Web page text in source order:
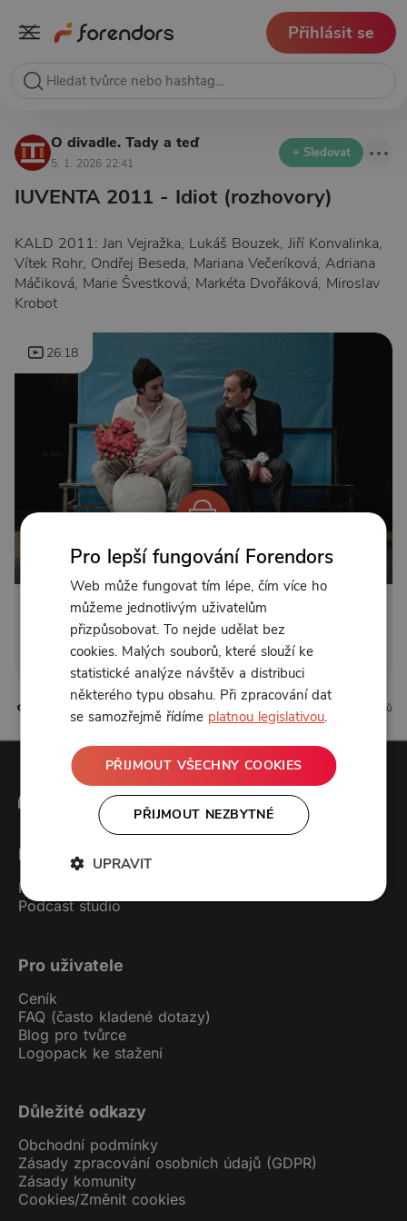
Přihlásit se
O divadle. Tady a teď
5. 1. 2026 22:41
+ Sledovat
IUVENTA 2011 - Idiot (rozhovory)
KALD 2011: Jan Vejražka, Lukáš Bouzek, Jiří Konvalinka,
Vítek Rohr, Ondřej Beseda, Mariana Večeríková, Adriana
Máčiková, Marie Švestková, Markéta Dvořáková, Miroslav
Krobot
26:18
Od 75 Kč měsíčně
Klikněte pro odemčení
nebo sepřihlaste
0 komentářů
Forendors
Kontakt
Podcast studio
Pro uživatele
Ceník
FAQ (často kladené dotazy)
Blog pro tvůrce
Logopack ke stažení
Důležité odkazy
Obchodní podmínky
Zásady zpracování osobních údajů (GDPR)
Zásady komunity
Cookies/Změnit cookies
Pro lepší fungování Forendors
Web může fungovat tím lépe, čím více ho
můžeme jednotlivým uživatelům
přizpůsobovat. To nejde udělat bez
cookies. Malých souborů, které slouží ke
statistické analýze návštěv a distribuci
některého typu obsahu. Při zpracování dat
se samozřejmě řídíme platnou legislativou.
PŘIJMOUT VŠECHNY COOKIES
PŘIJMOUT NEZBYTNÉ
UPRAVIT